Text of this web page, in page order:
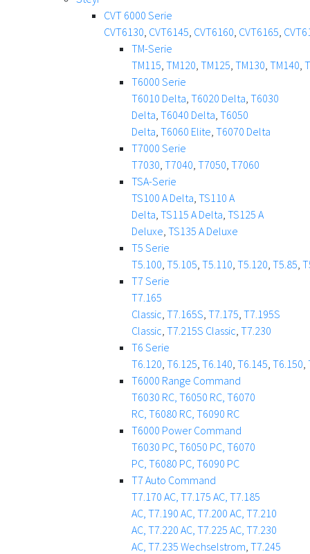
CVT 6000 Serie
CVT6130, CVT6145, CVT6160, CVT6165,
TM-Serie
TM115, TM120, TM125, TM130, TM140,
T6000 Serie
T6010 Delta, T6020 Delta, T6030
Delta, T6040 Delta, T6050
Delta, T6060 Elite, T6070 Delta
T7000 Serie
T7030, T7040, T7050, T7060
TSA-Serie
TS100 A Delta, TS110 A
Delta, TS115 A Delta, TS125 A
Deluxe, TS135 A Deluxe
T5 Serie
T5.100, T5.105, T5.110, T5.120, T5.85,
T7 Serie
T7.165
Classic, T7.165S, T7.175, T7.195S
Classic, T7.215S Classic, T7.230
T6 Serie
T6.120, T6.125, T6.140, T6.145, T6.150,
T6000 Range Command
T6030 RC, T6050 RC, T6070
RC, T6080 RC, T6090 RC
T6000 Power Command
T6030 PC, T6050 PC, T6070
PC, T6080 PC, T6090 PC
T7 Auto Command
T7.170 AC, T7.175 AC, T7.185
AC, T7.190 AC, T7.200 AC, T7.210
AC, T7.220 AC, T7.225 AC, T7.230
AC, T7.235 Wechselstrom, T7.245